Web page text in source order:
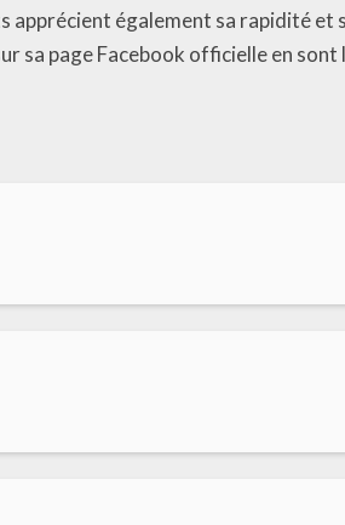
apprécient également sa rapidité
sa page Facebook officielle en